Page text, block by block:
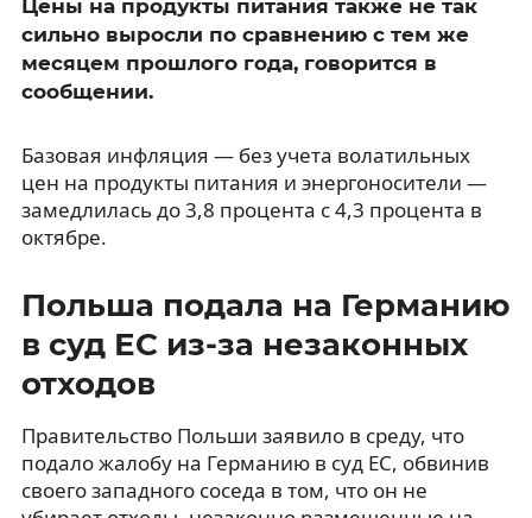
Цены на продукты питания также не так
сильно выросли по сравнению с тем же
месяцем прошлого года, говорится в
сообщении.
Базовая инфляция — без учета волатильных
цен на продукты питания и энергоносители —
замедлилась до 3,8 процента с 4,3 процента в
октябре.
Польша подала на Германию
в суд ЕС из-за незаконных
отходов
Правительство Польши заявило в среду, что
подало жалобу на Германию в суд ЕС, обвинив
своего западного соседа в том, что он не